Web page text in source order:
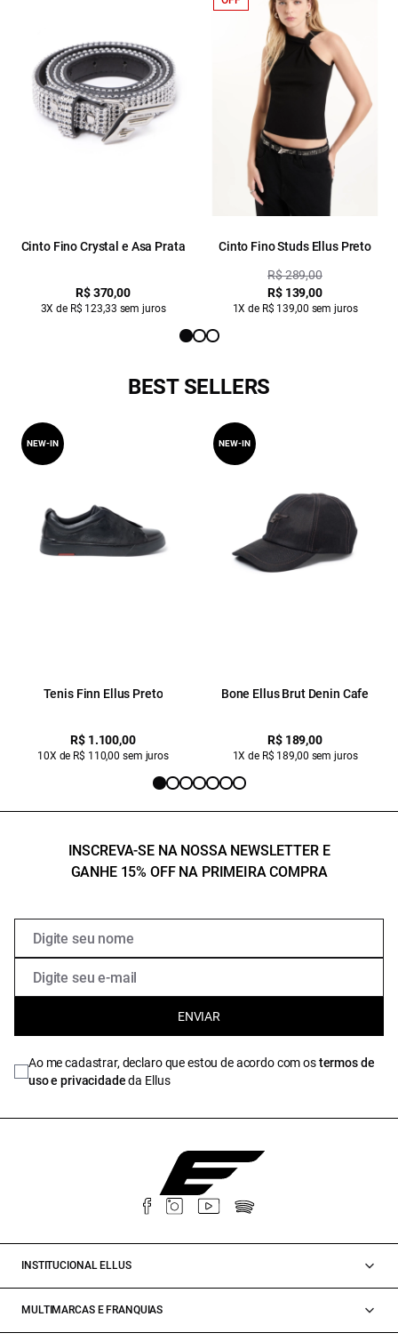
Cinto Fino Crystal e Asa Prata
R$ 370,00
3X de R$ 123,33 sem juros
Cinto Fino Studs Ellus Preto
R$ 289,00
R$ 139,00
1X de R$ 139,00 sem juros
BEST SELLERS
Tenis Finn Ellus Preto
R$ 1.100,00
10X de R$ 110,00 sem juros
NEW-IN
Bone Ellus Brut Denin Cafe
R$ 189,00
1X de R$ 189,00 sem juros
NEW-IN
INSCREVA-SE NA NOSSA NEWSLETTER E
GANHE 15% OFF NA PRIMEIRA COMPRA
ENVIAR
Ao me cadastrar, declaro que estou de acordo com ostermos de
uso e privacidadeda Ellus
INSTITUCIONAL ELLUS
MULTIMARCAS E FRANQUIAS